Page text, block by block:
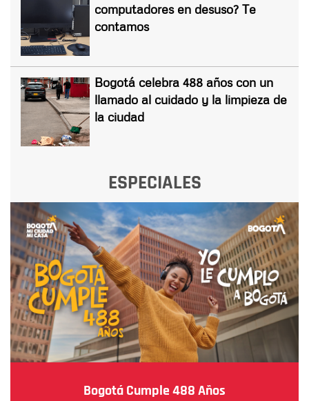
computadores en desuso? Te
contamos
Bogotá celebra 488 años con un
llamado al cuidado y la limpieza de
la ciudad
ESPECIALES
Bogotá Cumple 488 Años